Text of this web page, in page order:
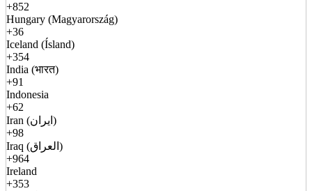
+852
Hungary (Magyarország)
+36
Iceland (Ísland)
+354
India (भारत)
+91
Indonesia
+62
Iran (ایران)
+98
Iraq (العراق)
+964
Ireland
+353